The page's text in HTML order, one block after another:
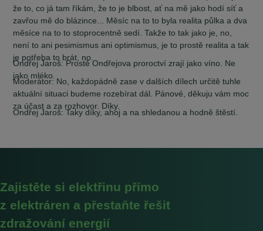
že to, co já tam říkám, že to je blbost, ať na mě jako hodí síť a
zavřou mě do blázince... Měsíc na to to byla realita půlka a dva
měsíce na to to stoprocentně sedí. Takže to tak jako je, no,
není to ani pesimismus ani optimismus, je to prostě realita a tak
je potřeba to brát, no.
Ondřej Jaroš:Prostě Ondřejova proroctví zrají jako víno. Ne
jako mléko.
Moderátor:No, každopádně zase v dalších dílech určitě tuhle
aktuální situaci budeme rozebírat dál. Pánové, děkuju vám moc
za účast a za rozhovor. Díky.
Ondřej Jaroš: Taky díky, ahoj a na shledanou a hodně štěstí.
Zajistěte si elektřinu přímo
z elektráren a přestaňte řešit
zdražování energií